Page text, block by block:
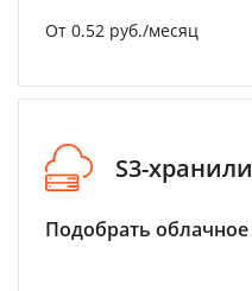
От 0.52 руб./месяц
S3-
Подобрать